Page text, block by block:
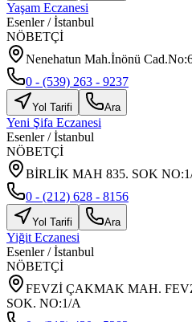
Yaşam Eczanesi
Esenler/İstanbul
NÖBETÇİ
Nenehatun Mah.İnönü
0 - (539) 263 - 9237
Yol Tarifi Ara
Yeni Şifa Eczanesi
Esenler/İstanbul
NÖBETÇİ
BİRLİK MAH 835. SOK
0 - (212) 628 - 8156
Yol Tarifi Ara
Yiğit Eczanesi
Esenler/İstanbul
NÖBETÇİ
FEVZİ ÇAKMAK MAH.
SOK. NO:1/A